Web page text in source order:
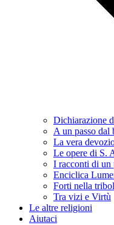
Dichiarazione
A un passo dal
La vera
Le opere di S.
I racconti di un
Enciclica
Forti nella
Tra vizi e Virtù
Le altre religioni
Aiutaci